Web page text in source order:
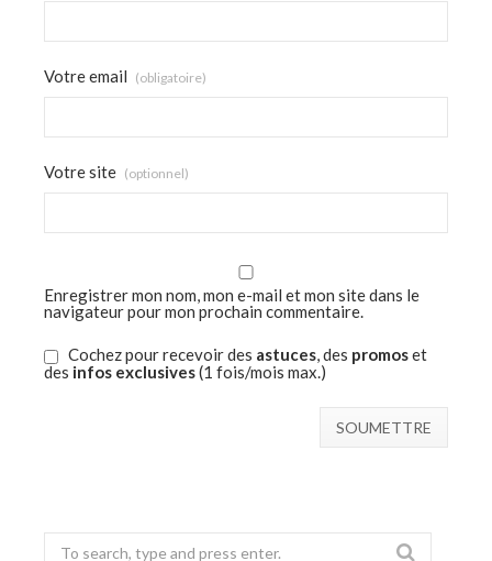
Votre email (obligatoire)
Votre site (optionnel)
Enregistrer mon nom, mon e-mail et mon site dans le
navigateur pour mon prochain commentaire.
Cochez pour recevoir des astuces, des promoset
des infos exclusives(1 fois/mois max.)
Search